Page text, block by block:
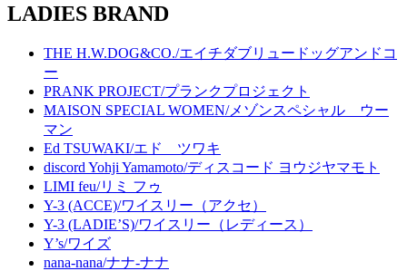
LADIES BRAND
THE H.W.DOG&CO./エイチダブリュードッグアンドコ
ー
PRANK PROJECT/プランクプロジェクト
MAISON SPECIAL WOMEN/メゾンスペシャル ウー
マン
Ed TSUWAKI/エド ツワキ
discord Yohji Yamamoto/ディスコード ヨウジヤマモト
LIMI feu/リミ フゥ
Y-3 (ACCE)/ワイスリー（アクセ）
Y-3 (LADIE’S)/ワイスリー（レディース）
Y’s/ワイズ
nana-nana/ナナ-ナナ